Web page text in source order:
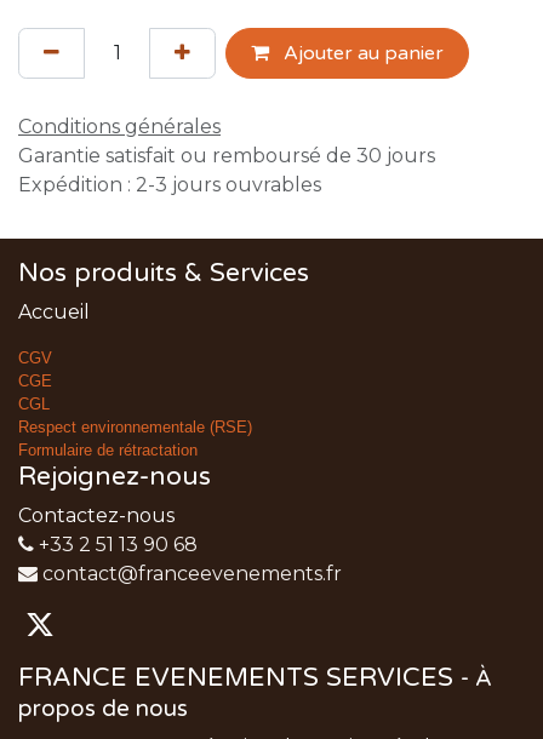
Ajouter au panier
Conditions générales
Garantie satisfait ou remboursé de 30 jours
Expédition : 2-3 jours ouvrables
Nos produits & Services
Accueil
CGV
CGE
CGL
Respect environnementale (RSE)
Formulaire de rétractation
Rejoignez-nous
Contactez-nous
+33 2 51 13 90 68
contact@franceevenements.fr
FRANCE EVENEMENTS SERVICES - À
propos de nous